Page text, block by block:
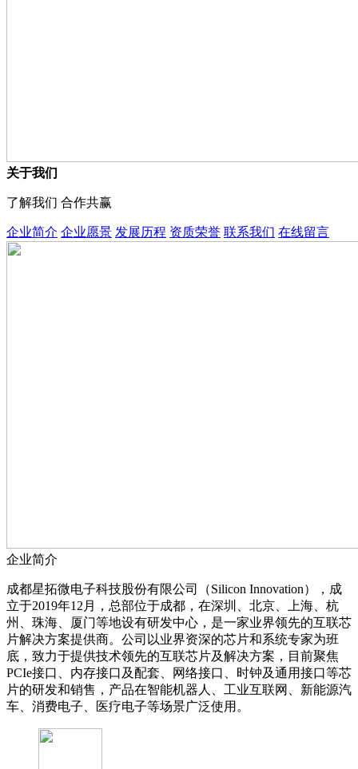
关于我们
了解我们 合作共赢
企业简介 企业愿景 发展历程 资质荣誉 联系我们 在线留言
企业简介
成都星拓微电子科技股份有限公司（Silicon Innovation），成
立于2019年12月，总部位于成都，在深圳、北京、上海、杭
州、珠海、厦门等地设有研发中心，是一家业界领先的互联芯
片解决方案提供商。公司以业界资深的芯片和系统专家为班
底，致力于提供技术领先的互联芯片及解决方案，目前聚焦
PCIe接口、内存接口及配套、网络接口、时钟及通用接口等芯
片的研发和销售，产品在智能机器人、工业互联网、新能源汽
车、消费电子、医疗电子等场景广泛使用。